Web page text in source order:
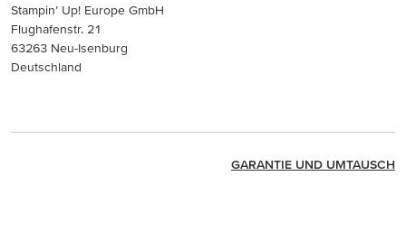
Stampin’ Up! Europe GmbH
Flughafenstr. 21
63263 Neu-Isenburg
Deutschland
GARANTIE UND UMTAUSCH